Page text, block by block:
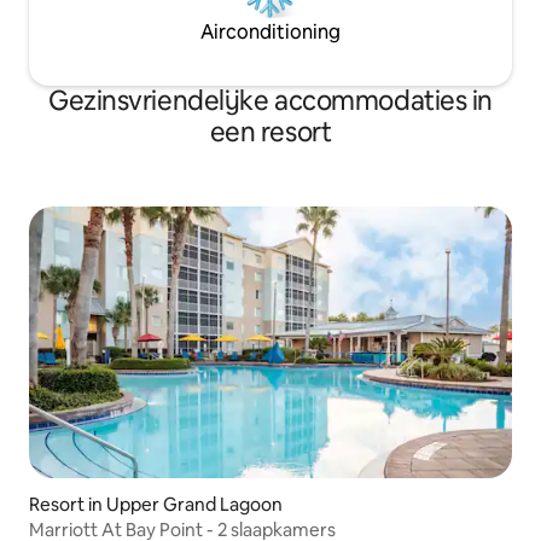
Airconditioning
Gezinsvriendelijke accommodaties in
een resort
Resort in Upper Grand Lagoon
Marriott At Bay Point - 2 slaapkamers